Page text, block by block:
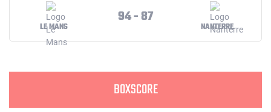
LE MANS
94 - 87
NANTERRE
BOXSCORE